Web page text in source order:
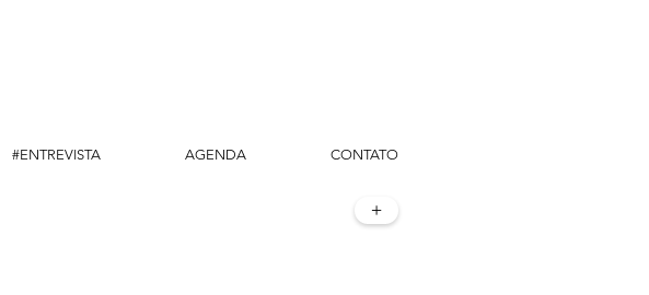
+
#ENTREVISTA AGENDA CONTATO